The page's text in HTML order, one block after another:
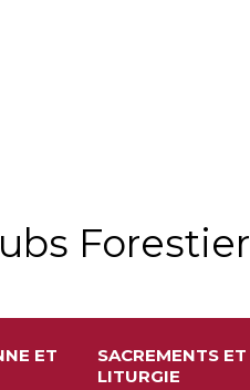
Forestier
ET
SACREMENTS ET
LITURGIE